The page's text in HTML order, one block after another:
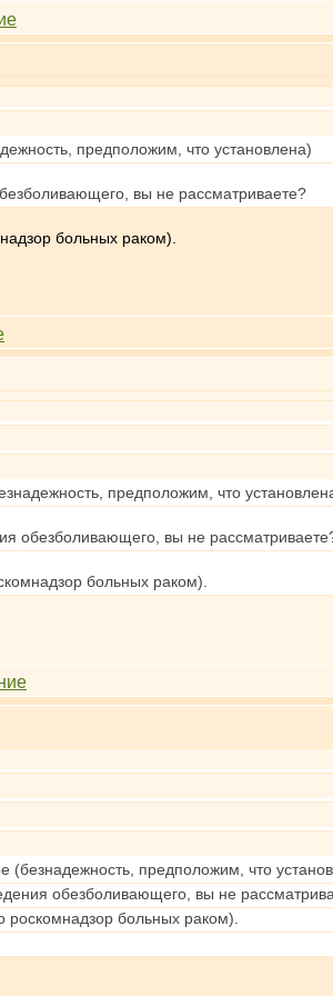
предположим, что установлена)
вы не рассматриваете?
больных раком).
предположим, что
обезболивающего, вы не
больных раком).
предположим, что
обезболивающего, вы не
роскомнадзор больных раком).